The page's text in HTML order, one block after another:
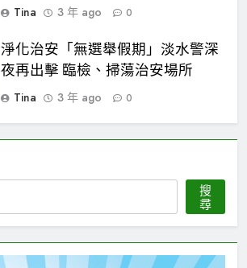
Tina
3 年 ago 0
淨化治安「無選舉假期」淡水警深
夜再出擊 臨檢、掃蕩治安場所
Tina
3 年 ago 0
搜
尋